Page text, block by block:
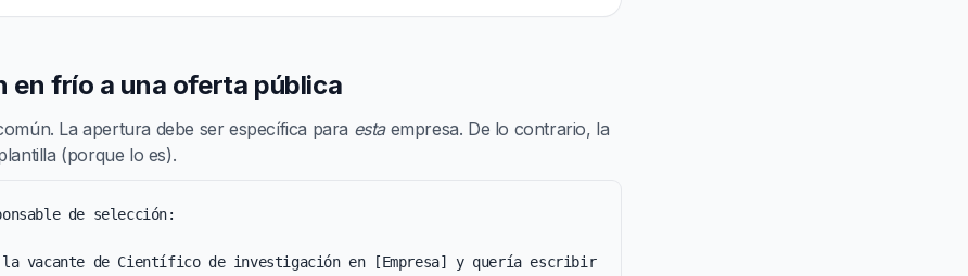
en frío a una oferta pública
La apertura debe ser específica para estaempresa. De lo contrario, la
(porque lo es).
de selección:
la vacante de Científico de investigación en [Empresa] y quería escribir